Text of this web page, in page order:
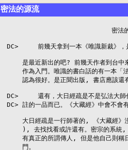
密法的源流
密法的源流

 DC>     前幾天拿到一本《唯識新裁》，是李炳南老居士作序的，老居士在序中寫道

     是最近新出的吧? 前幾天作者到台中來推銷過, 我在書店看過了, 這書可以
     作為入門。唯識的書白話的有一本「法舫法師」的「唯識史觀及其哲學」我
     認為很好。是正聞出版, 書店應該還有賣的( 好像佛學院用這個當教科書)。

 DC>     還有，大日經疏是不是弘法大師作著的呀? 我在社團書庫中只找到弘法大師
 DC> 註的一品而已。《大藏經》中會不會有《大日經疏》呢?

     大日經疏是一行師著的, 《大藏經》沒有收錄(?),我手中有的是一行的(新文豐
     ), 去找找看或許還有。密宗的系統, 弘法(日本)是屬於天台密系的。一行師沒
     有真正的所謂傳人, 但是他自己則稱日後 (千年)將有人出而光大並引入正信佛
     門。
     (註:大藏經收錄有: 大昆盧遮那成佛經疏, 即是大日經)


                                     -- AB Tsai --
/End of line

     Date: 12-16-94    Time: 02:56p     Number: 4222
     From: AB TSAI                       Refer: 4218

 DC>     請問什麼是天台密呢? 東密和唐密是同個咚咚嗎?
 DC> 還是台密和東密是同咚咚?

     照天台密的「族譜」, 東密是由空海大師(日本人)回到日本之後
     漸漸才分家的, 應該是同一系。不過有學者持不同看法, 認為台
     密是天台宗系列, 東密是唐密系列。
         但是可確定的是唐密並沒有「族譜」傳下。現在的學者論唐
     密大都是用「推想」的。
         唐密一般指中唐時期的「金剛智、善無畏」所傳的「純密」
     ( 指佛陀本意之密 --以大日經和金剛頂經為主 ) 用來和參雜了
     許多咒術的其他密教有所區別。
         中密( 唐、東密)系列大概如下: ( 有些學者看法不同 )
     (胎藏界)
     大日如來─金剛薩陲─善無畏─┬─ 金剛智
                                 ├─ 一行           ┌ 義操
                                 └─ 玄超 ─ 惠果 ─┤ ....
                                                     ├ 空海 ─ 東密
                                                     ├ ....

     這當中一事可確定, 那就是東密是依照一行所著的大日經疏加以
     開展的, 這一點中日學者觀點一致。不過, 真正建立密教儀軌的
     是惠果, 東密不稱衍於惠果而稱一行, 由這點來看有很有「提升
     地位」的心態。只是一行嚴守戒律, 一生不收徒, 因此沒有在世
     的徒弟，否則可能就會有糾紛了。
         我們要研究密法(不是密教, 我只對「有用」的東東有興
     趣),自然是由大日經、金剛頂經著手, 而一行大師的指導手冊--
     大日經疏更是唯一的入門。密法只有兩個主題, 一是大日經的
     主題--般若, 一是金剛頂經的主題--唯識。
         現在有人向你提出唯識的問題, 顯示機緣己到, 或許你該
     正心的看看唯識的東東了。

                                     -- AB Tsai --

     Date: 12-16-94    Time: 05:04p     Number: 4230
     From: AB TSAI                       Refer: 4226

 DC>     那請問一下，您以前提到的「當下證入三三昧解脫境，隨意變現無不自在」
 DC> （好像是這種句子，小弟記不清了），是唐密殘本嗎?
 DC> 現在哪?塈銆o到唐密殘本呢?

     這句話是出自經中的, 要看原信是談啥我才能記得是哪一本經。
     不過《大日疏》第一卷就有談到了。

 AT>> 主題--般若, 一是金剛頂經的主題--唯識。
 DC> 小弟這兩天會將您這封信引至 internet-bbs ，請問可以嗎?

     當然可以, 只是如果有人開罵的話我可無法回罵。:-)

 DC> 好吧! 小弟該看唯識的咚咚囉!

     看過後您就會了解, 神通根本就是「識」的問題。因此金剛頂經才
     會有那麼多神通又同時有那麼多唯識的東東在內。

                                     -- AB Tsai --
/End of line

     Date: 12-16-94    Time: 05:20p     Number: 4233
     From: AB TSAI                       Refer: 4231

     有一句提醒你我共勉:

     「如來一切悉知見覺, 亦不自言我知見覺。一切菩薩亦復如是,
       何以故? 若使如來作知見覺相, 當知是則非佛世尊, 名為凡
       夫, 菩薩亦爾。」(《大般涅槃經》【梵行品】)
     這也是為何《大日經》稱密法行者為「秘密主」的原因。

                                     -- AB Tsai --


     Date: 12-18-94    Time: 06:44a     Number: 4253
     From: AB TSAI                       Refer: 4246

 DC> 據學長所知，藏密是俱足所有完拯密續的傳承（行、事
 DC> 、瑜珈、無上瑜珈密），而唐密傳承於印度，只俱足前三部法（行、事、瑜珈）

     其實無論藏或唐密都該是傳自於印度, 至於何者「具足」則恐怕仍
     是陷於老王賣瓜的爭議中, 這點我不便作結論。今天的學子們需要的
     是明確的分辨程序, 而這點正是線上許許多多以世尊為導師的「不知
     所宗」( 還記得舊信吧?) 學子們所關心的。

          藏密和禪宗一樣, 都是以本土化了的宗教思維形態存在, 它是
     由蓮花生入藏(約?) , 擺脫了中國教團思想之後的產物。陳先生精
     究藏密, 在邊地住了二十五年, 這裡所稱的「閉關」, 和佛經中所
     定義的閉關可能有不同, 由他自己的說法, 應該只是方便關。

 DC> 一下東密比藏密早而且就學術較近原密法（小弟可能引用錯了。）有位學長
 DC> 看到後回此言，小弟已請他靜候您的回答 :-)

     由體系來看, 唐密的發展當然是早多了, 因為藏教的前傳部份都還
     是傳統佛教, 到了西元 970..980 之間才開始了後傳藏教的部份,
     因為這是以朗達嗎破佛分界點的, 在此之前, 蓮華生大士所立的密
     教體系已經敗壞了。如果把蓮華生所立的密教也算藏密的話, 那麼
     藏密最早只能大約在西元 770  左右, 蓮花生大士正是藏教舊派密
     教的開山祖。這個時期離一行僧立大衍曆之後也已經 40 多年了。

         雖然蓮花生大士原先在印度那藍陀寺就是密法師父, 但是他到
     了藏地, 加入了笨教特性的咒術, 以對笨教, 形成今日藏密以咒術
     為主的形勢。雖然後來的後傳藏教的目的就是要復興佛教, 換言之
     也就是確保戒律、去除以咒術為主佛教, 然而密勒日巴大師畢竟沒
     有成功。前者的紅教體系和後者日後由宗咯巴完成的黃教體系雖然
     在今天得到共存, 但是蓮花生大士所立紅教的許多儀軌仍為今日各
     藏教派系所衍用。

         蓮花生大士的難處和今天各大法師天天辦各大法會的難處是一
     樣的。當然這是支題, 暫且不表。

         以密教兩大派的祖師身份來比較, 舊密派蓮花生大士有純正的
     密法知識, 但是因環境的關係, 只得立下非純密法的舊密, 而密勒
     日巴雖非科班出身, 但是確一直要提倡純正佛法。以我個人的觀點,
     兩者都很可惜的沒有成功的將世尊密法傳下來。

         所以就藏密立教的早晚, 可說在蓮花生大士之前沒有藏密。當
     然以現在藏密各派自己的「傳承體系」或許有的能推到更早的年代,
     而由今天滿街都是活的佛的現象來看, 會有各種說法是不足為奇的。
     當然我的說法更是不足為奇, 只是至少這些西藏佛教史是經由許多
     學者所共認的。而我們所注意的不在「傳承表」, 而是牛肉在哪裡。
     --  抱歉, 應是素牛肉在哪裡。 :-)

                                     -- AB Tsai --


 DC>     那不知所謂"密教"有何意義? 晚輩看許多高僧大德，都是明確地說：
 DC> 「佛教分為顯教與密教，是...密是...」

     在中國原有密教, 叫唐密, 形成在唐代, 傳到日本現在叫東密, 唐密我
     不知道是否有人修( 因為沒有出來打廣告? ) 東密在日本到是有組織,
     但我上次到日本時沒有看到主事者, 因此不能斷定是否為佛教正宗。
         密教的分類是因為世在涅槃經中強調了「吾有秘密藏」等語而引起
     的。反正會「利用」的人, 總能斷章取義, 以便財色兩得。

 DC> 另外那一位自稱曾追隨 釋迦牟尼佛當和尚的居士，也有學藏密寧瑪巴。

     在《阿含經》中世尊便說過, 凡是「依(佛)法而行者, 即是我門生」不
     管這學生是否認識老師。我們都是追隨世尊的學子。相隔千年, 但是別
     忘了, 對佛而言, 這還只是彈指間之前的事而已。

 DC> 還說許多菩薩跑到娑婆為了學學密法? 賢劫第4及999佛才有密法...云云。

     我也可以說, 錯了, 是第384佛才有密法。誰有能力去印証? 事實上並沒
     有任何真正的「法」, 通通是「方便法」。

 DC>     密是密在何處? 諸佛加持? 咒力聲波? 觀想? 還是如 南老師說的：
 DC> 「讓人累過頭沒力氣，只好放下」?

     我曾花了許多精力在密法上, 但是老師們索供不斷( 以各種名目), 因此
     曾發誓不再學佛, 我可以說密法, 就是不公開的去搞 xx, xx ,  同時還
     給你一個嚇死你的帽子。
         我同時也不把佛法分類(或裂)成各種「宗」, 宗的觀念是地域性或
     組識性的東西, 用於對抗之用的。
         咒力對眾生有用, 一如摧眠術, 但對真正的修行者無用, 學子在學
     佛的過程中, 是喚醒對宇宙的認知, 這個太玄了, 因此一旦修入此門,
     則對世間法絕對會「看破」, 而不屑於財色等欲界的東西。
         如果你看見有傳教者大力作法會、收錢、行善... 等, 這個是世俗
     活動, 不能說是錯的, 但是決不是佛理。

 DC>     如果密在加持、咒力、觀想、累過頭等，那麼不須傳法灌頂即可啦!
 DC> 自己看書就夠了，如何叫密?

     密法是強調「依師不依法」, 注意這個「依師」的門規, 很厲害的。
     是密法, 又何以人人可學, 而一些自稱是第某代的大師, 又何以都是無師
     自通?
         咒力可以「洗去塵蓋」, 還出「本性」, 而這個本性即是「如來秘藏」
     的「基本」識。在意識論即是「阿賴耶」識。

 DC>     不知哪些咒是「真」的?

     佛所說的經上所記者, 大都是真的。不過咒力可以創造, 如果你唸上十萬
     遍「可口可樂」, 保証您也會有大感應的。( 此非戲論, 諸天共聞)

 DC>     拜那些冒牌的為師會怎麼樣? 例如說念某某咒幾遍竟有人死後回生，被救回
 DC> 來的人是福? 是禍? 向冒牌的學會使自己捲入魔共業中嗎?

     偽作沙門, 心非沙門, 貪圖利養, 欺逛白衣... 其業是入無間地獄的。

 DC> 嗯! 您太聰明了! 原來如此! 不知在家人推行佛法的，目前以誰最正宗?

     以前有位李炳南老師, 不過他涅槃後其弟子現在也在忙作法會、抓鬼等
     事了。

 AT>> 4.  有大神通可以給人所不能給的。5.世間法的知識皆通( 不是只會訓
 DC>                      ^^^^^^^^^^^^例如呢? 智慧?

     可以「助你開發」, 但不能「給你」。

                                     -- AB Tsai --
/End of line

     Date: 04-21-94    Time: 01:33p     Number: 6352
     From: KCW-ALGO LIN                  Refer: 0

    阿彌陀佛

        師父,學生有一位同學,他說他是修習"密宗",可是他並沒有去皈依,
        也沒有上師傳法給他灌頂,也沒有"持戒",他說他現在晚上都想打坐,
        可是都定不下來,心理會很煩。
        學生想替他請示師父,請師父開示一條方便法門給那位同學。

                      謝謝老師,阿彌陀佛!!...

kcw-algo lin

     Date: 04-21-94    Time: 01:39p     Number: 6353
     From: KCW-ALGO LIN                  Refer: 0
  Subject: 佛智種性!!...                    48: 五術宗教玄學   Status: Public

    阿彌陀佛

        請示師父,密宗把人的佛性分為『菩提種性』、『慈悲種性』,
        煩請師父為學生解說一下,為何要分這兩種,而這種又是如何。

                               謝謝老師,阿彌陀佛!!...



kcw-algo lin

     Date: 04-22-94    Time: 05:59a     Number: 6356
     From: AB TSAI                       Refer: 6355

 KL> 師父,學生有一位同學,他說他是修習"密宗",可是他並沒有去皈依,
 KL> 也沒有上師傳法給他灌頂,也沒有"持戒",他說他現在晚上都想打坐,
 KL> 可是都定不下來,心理會很煩。

     佛傳密宗已失傳一千多年了, 大約在五代時期就已不再有人談到了,
     你所說的大概是指藏密之類的所謂密宗吧。
     現在所說密宗, 大都指藏密。藏密, 或說藏傳佛教, 也叫喇嘛教,
     一般是指由蓮華生大士入藏之後的時期起, 開始是藏密的開始, 在
     此之前藏族也是以大乘佛教為主。
         令友如果是想學佛, 那麼無需找人皈依, 直接皈依佛就可以了,
     如果想學藏密, 那麼就要找一個活佛去繳費才算是藏密。藏密雖然
     也談佛, 但是大部份以咒術為主, 雖然宗喀巴大師為了改革紅教,
     大力提倡以經論為主, 少量的咒為輔( 因為藏族無法完全無咒的過
     日子) 可是到了現今, 又有咒語勝過經論的現象。
         喇嘛教之所以會以咒術為主, 主要是為了和西藏原有的 BON 教
     相對抗的結果。而對抗, 代表著政治權力爭奪的血腥內容。( 參閱
     「西藏佛教史」文殊出版)
         回頭說禪坐吧, 以佛所教的原理來說, 要想坐, 先得淨心,
     (不是靜心)  要淨心, 就得懺悔宿業。否則易於受到障難。想想世
     尊教我們入禪定之前的準備工作是: 布施、持戒、忍辱、精進然後
     才是禪定, 便知道其中「淨」的道理了。


     Date: 04-22-94    Time: 06:37a     Number: 6357
     From: AB TSAI                       Refer: 6353

 KL> 請示師父,密宗把人的佛性分為『菩提種性』、『慈悲種性』,
 KL> 煩請師父為學生解說一下,為何要分這兩種,而這種又是如何。

     這個不是密宗說的, 是佛經上記載的。這個其實就是「智悲」
     兩者, 世尊要佛子們, 以「智」觀輪迴, 以「悲」對眾生,
     智悲雙運, 才能了脫生死輪迴。
         智悲也是不二法門, 真正的法門一定是會開啟信徒這兩
     者的視野, 而不可能讓信徒失去這兩個法門。
         佛子應當仔細檢查所收到的資訊中, 有沒有這兩者存在,
     悲心何在, 智慧何在。

                                     -- AB Tsai --
/End of line

     Date: 04-22-94    Time: 12:39p     Number: 6358
     From: KCW-ALGO LIN                  Refer: 6356

Kcw-Algo is replying to AB who replied to Kcw-Algo on 22 Apr 94 05:59am
老師萬安:
    阿彌陀佛

 KL>> 師父,學生有一位同學,他說他是修習"密宗",可是他並沒有去皈依,

 AT>      佛傳密宗已失傳一千多年了, 大約在五代時期就已不再有人談到了,
 AT>      你所說的大概是指藏密之類的所謂密宗吧。

      對呀,失傳多年了。不過唐朝時已經傳到日本去了,現在又得從日本再copy回來,
      正是如您上次寫的『禮失求諸野』。

      抱歉,前封信沒寫清楚。
      學生那位同學是修習『東密』,不是『藏密』耶!....

 AT>      現在所說密宗, 大都指藏密。藏密, 或說藏傳佛教, 也叫喇嘛教,
 AT>      一般是指由蓮華生大士入藏之後的時期起, 開始是藏密的開始, 在
 AT>      此之前藏族也是以大乘佛教為主。

      這是在臺灣吧,在日本好像看不到『藏密』,他們的是『唐密』。
      在藏密開始前,藏族也有佛教嗎?...他們的不是『笨教』嗎?...

 AT>          令友如果是想學佛, 那麼無需找人皈依, 直接皈依佛就可以了,

       老師您是指『自是皈依』的三皈依吧,這點學生也略為他提起,但是他說他不念
       這套的,他修的跟一般人不一樣,當然修密的是不能跟別人提起,我也就沒問了。

 AT>      如果想學藏密, 那麼就要找一個活佛去繳費才算是藏密。藏密雖然

       在臺灣,這類藏密的上師相當多,哪幾位是比較德高望重的呢?...
       (抱歉,學生對密教也是一知半解)

 AT>      也談佛, 但是大部份以咒術為主, 雖然宗喀巴大師為了改革紅教,
 AT>      大力提倡以經論為主, 少量的咒為輔( 因為藏族無法完全無咒的過
 AT>      日子) 可是到了現今, 又有咒語勝過經論的現象。

        東密似乎是咒多於經論吧!!....

 AT>          喇嘛教之所以會以咒術為主, 主要是為了和西藏原有的 BON 教
 AT>      相對抗的結果。而對抗, 代表著政治權力爭奪的血腥內容。( 參閱
 AT>      「西藏佛教史」文殊出版)
           ^^^^^^^^^^^^
         好的,學生會去Ｋ一Ｋ!...

 AT>          回頭說禪坐吧, 以佛所教的原理來說, 要想坐, 先得淨心,
 AT>      (不是靜心)  要淨心, 就得懺悔宿業。否則易於受到障難。想想世
 AT>      尊教我們入禪定之前的準備工作是: 布施、持戒、忍辱、精進然後
 AT>      才是禪定, 便知道其中「淨」的道理了。

         哇!....謝謝老師。
         學生也是笨笨的,一坐下來就想靜,原來未能『淨』何能『靜』,我又學到了。


kcw-algo lin

     Date: 04-22-94    Time: 02:06p     Number: 6361
     From: AB